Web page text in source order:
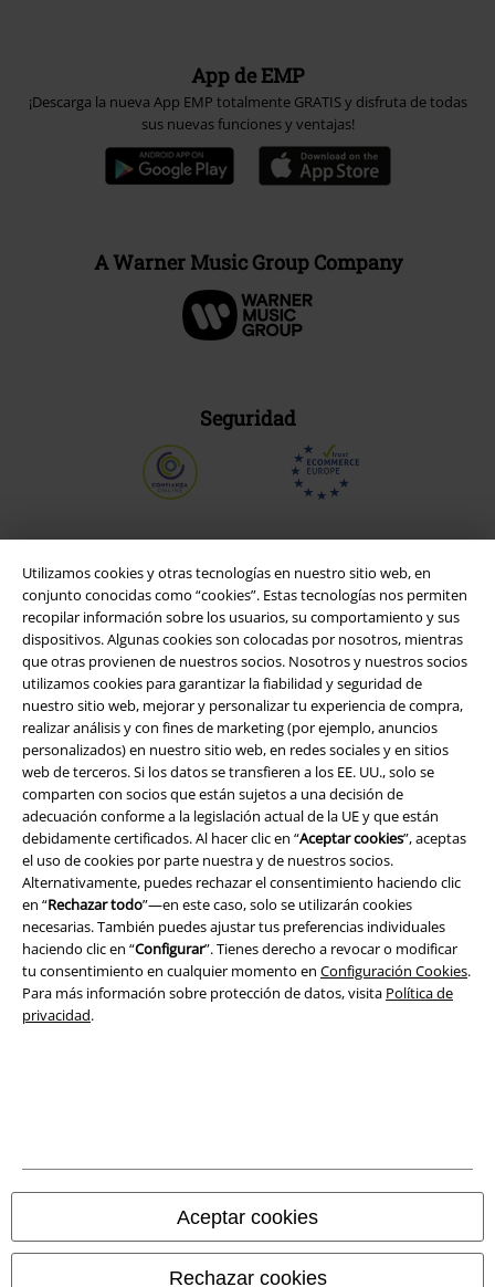
Utilizamos cookies y otras tecnologías en nuestro sitio web, en
conjunto conocidas como “cookies”. Estas tecnologías nos permiten
recopilar información sobre los usuarios, su comportamiento y sus
dispositivos. Algunas cookies son colocadas por nosotros, mientras
que otras provienen de nuestros socios. Nosotros y nuestros socios
utilizamos cookies para garantizar la fiabilidad y seguridad de
nuestro sitio web, mejorar y personalizar tu experiencia de compra,
realizar análisis y con fines de marketing (por ejemplo, anuncios
personalizados) en nuestro sitio web, en redes sociales y en sitios
web de terceros. Si los datos se transfieren a los EE. UU., solo se
comparten con socios que están sujetos a una decisión de
adecuación conforme a la legislación actual de la UE y que están
debidamente certificados. Al hacer clic en “Aceptar cookies”, aceptas
el uso de cookies por parte nuestra y de nuestros socios.
Alternativamente, puedes rechazar el consentimiento haciendo clic
en “Rechazar todo”—en este caso, solo se utilizarán cookies
necesarias. También puedes ajustar tus preferencias individuales
haciendo clic en “Configurar”. Tienes derecho a revocar o modificar
tu consentimiento en cualquier momento en Configuración Cookies.
Para más información sobre protección de datos, visita Política de
privacidad.
Aceptar cookies
Rechazar cookies
App de EMP
¡Descarga la nueva App EMP totalmente GRATIS y disfruta de todas
sus nuevas funciones y ventajas!
A Warner Music Group Company
Seguridad
Legal
Términos y Condiciones
Aviso Legal
Ley protección de datos
Eliminación de residuos y protección del medioambiente
Declaración de Conformidad
Información sobre accesibilidad
© 1986-2026 E.M.P. Merchandising HGmbH